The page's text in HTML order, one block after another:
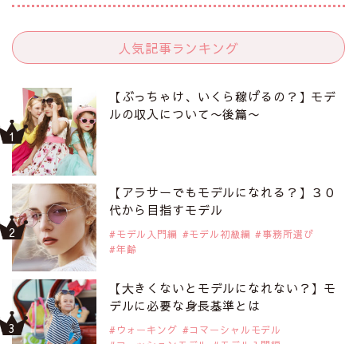
人気記事ランキング
【ぶっちゃけ、いくら稼げるの？】モデ
ルの収入について〜後篇〜
【アラサーでもモデルになれる？】３０
代から目指すモデル
モデル入門編 モデル初級編
事務所選び
年齢
【大きくないとモデルになれない？】モ
デルに必要な身長基準とは
ウォーキング
コマーシャルモデル